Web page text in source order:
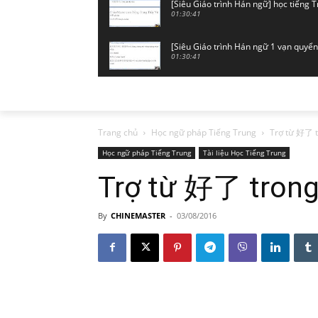
[Siêu Giáo trình Hán ngữ] học tiếng
01:30:41
[Siêu Giáo trình Hán ngữ 1 vạn
01:30:41
[Siêu Giáo trình Hán ngữ 1 vạn
01:31:12
[Siêu Giáo trình Hán ngữ 1 vạn
01:37:43
[Siêu Giáo trình Hán ngữ 1 vạn
[Siêu Giáo trình Hán ngữ 1 vạn
Trang chủ Học ngữ pháp Tiếng Trung Trợ từ 好了
Học ngữ pháp Tiếng Trung Tài liệu Học Tiếng Trung
Trợ từ 好了
By CHINEMASTER - 03/08/2016